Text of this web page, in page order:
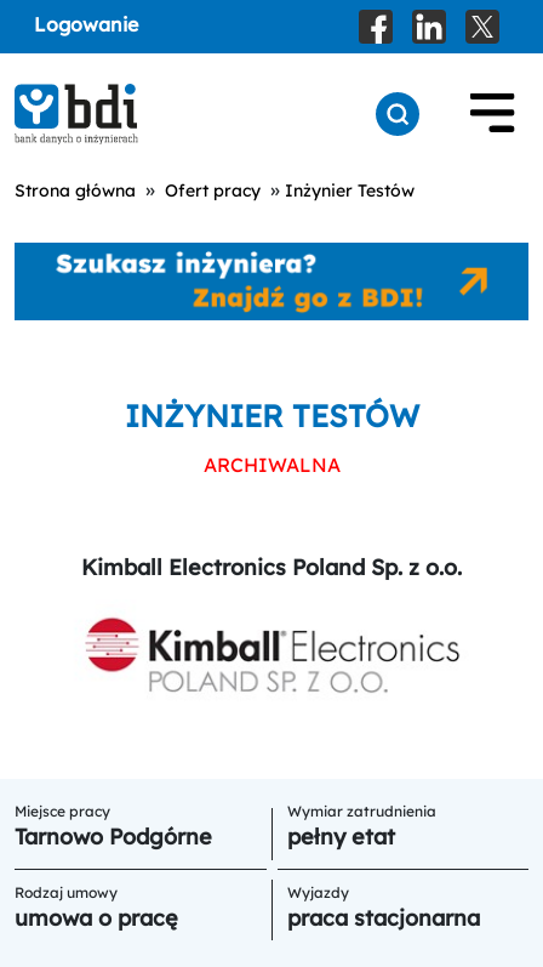
Logowanie
Strona główna » Ofert pracy » Inżynier Testów
INŻYNIER TESTÓW
ARCHIWALNA
Kimball Electronics Poland Sp. z o.o.
Miejsce pracy
Tarnowo Podgórne
Wymiar zatrudnienia
pełny etat
Rodzaj umowy
umowa o pracę
Wyjazdy
praca stacjonarna